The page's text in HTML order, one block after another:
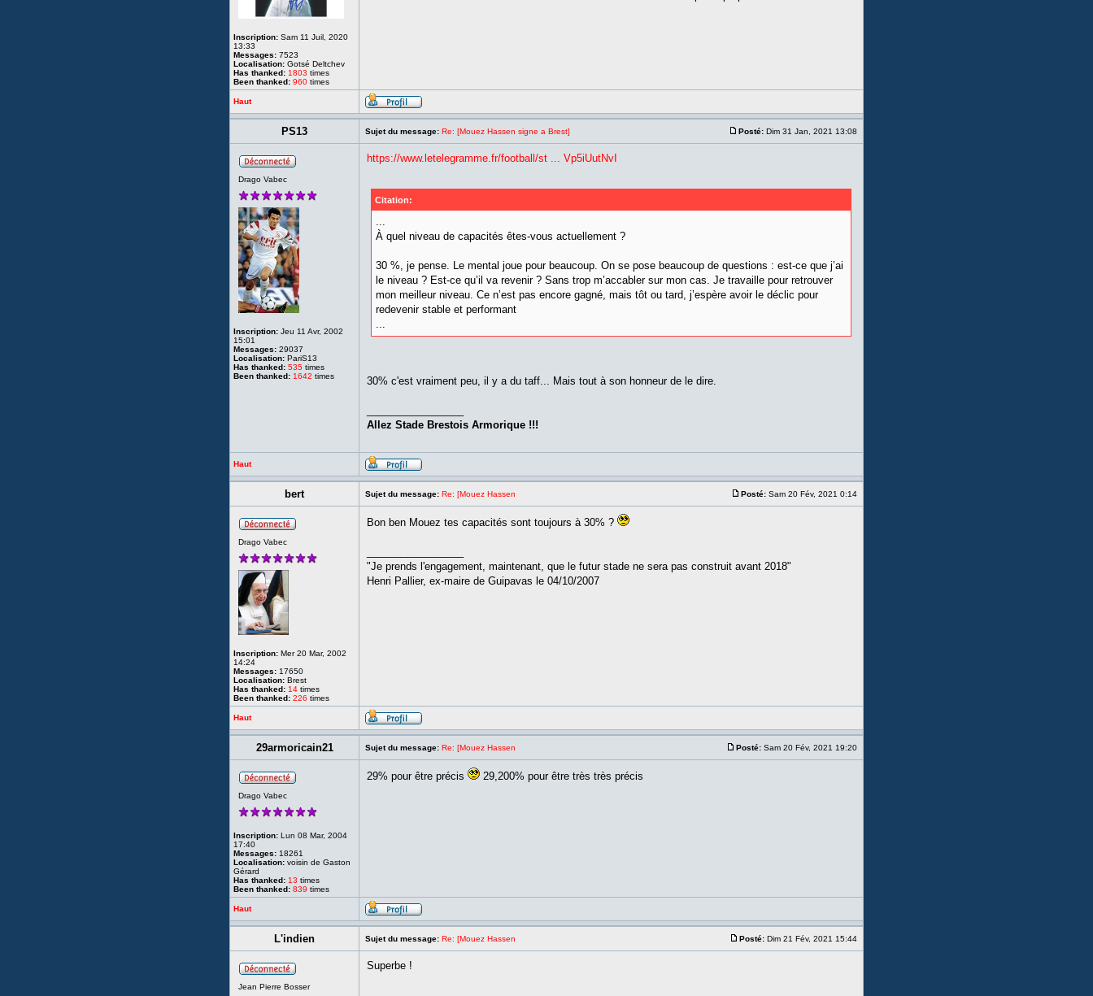
Inscription: Sam 11 Juil, 2020
13:33
Messages: 7523
Localisation: Gotsé Deltchev
Has thanked: 1803 times
Been thanked: 960 times
Haut
PS13 Sujet du message: Re: [Mouez Hassen signe a Brest] Posté: Dim 31 Jan, 2021 13:08
Drago Vabec
Inscription: Jeu 11 Avr, 2002
15:01
Messages: 29037
Localisation: PariS13
Has thanked: 535 times
Been thanked: 1642 times
https://www.letelegramme.fr/football/st ... Vp5iUutNvI
Citation:
...
À quel niveau de capacités êtes-vous actuellement ?
30 %, je pense. Le mental joue pour beaucoup. On se pose beaucoup de questions : est-ce que j’ai
le niveau ? Est-ce qu’il va revenir ? Sans trop m’accabler sur mon cas. Je travaille pour retrouver
mon meilleur niveau. Ce n’est pas encore gagné, mais tôt ou tard, j’espère avoir le déclic pour
redevenir stable et performant
...
30% c'est vraiment peu, il y a du taff... Mais tout à son honneur de le dire.
Allez Stade Brestois Armorique !!!
Haut
bert Sujet du message: Re: [Mouez Hassen Posté: Sam 20 Fév, 2021 0:14
Drago Vabec
Inscription: Mer 20 Mar, 2002
14:24
Messages: 17650
Localisation: Brest
Has thanked: 14 times
Been thanked: 226 times
Bon ben Mouez tes capacités sont toujours à 30% ?
"Je prends l'engagement, maintenant, que le futur stade ne sera pas construit avant 2018"
Henri Pallier, ex-maire de Guipavas le 04/10/2007
Haut
29armoricain21 Sujet du message: Re: [Mouez Hassen Posté: Sam 20 Fév, 2021 19:20
Drago Vabec
Inscription: Lun 08 Mar, 2004
17:40
Messages: 18261
Localisation: voisin de Gaston
Gérard
Has thanked: 13 times
Been thanked: 839 times
29% pour être précis 29,200% pour être très très précis
Haut
L'indien Sujet du message: Re: [Mouez Hassen Posté: Dim 21 Fév, 2021 15:44
Jean Pierre Bosser
Superbe !